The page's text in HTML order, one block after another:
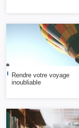
Rendre votre voyage
inoubliable